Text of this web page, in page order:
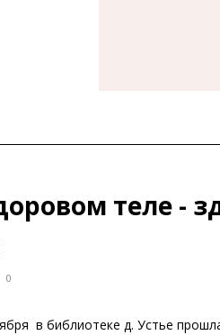
теле -
0
в библиотеке д. Устье